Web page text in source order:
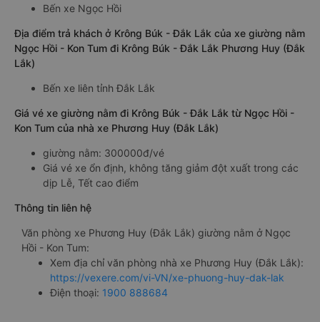
Bến xe Ngọc Hồi
Địa điểm trả khách ở Krông Búk - Đắk Lắk của xe giường nằm
Ngọc Hồi - Kon Tum đi Krông Búk - Đắk Lắk Phương Huy (Đắk
Lắk)
Bến xe liên tỉnh Đắk Lắk
Giá vé xe giường nằm đi Krông Búk - Đắk Lắk từ Ngọc Hồi -
Kon Tum của nhà xe Phương Huy (Đắk Lắk)
giường nằm: 300000đ/vé
Giá vé xe ổn định, không tăng giảm đột xuất trong các
dịp Lễ, Tết cao điểm
Thông tin liên hệ
Văn phòng xe Phương Huy (Đắk Lắk) giường nằm ở Ngọc
Hồi - Kon Tum:
Xem địa chỉ văn phòng nhà xe Phương Huy (Đắk Lắk):
https://vexere.com/vi-VN/xe-phuong-huy-dak-lak
Điện thoại: 1900 888684